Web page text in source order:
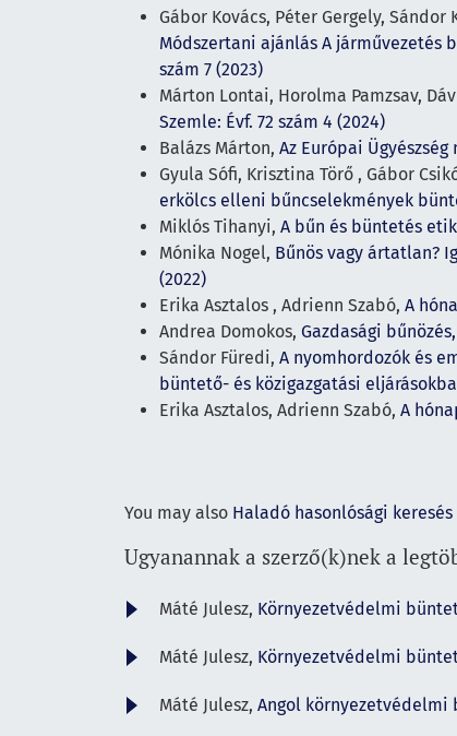
Gábor Kovács, Péter Gergely, Sándor
Módszertani ajánlás A járművezetés
szám 7 (2023)
Márton Lontai, Horolma Pamzsav,
Szemle: Évf. 72 szám 4 (2024)
Balázs Márton, Az Európai
Gyula Sófi, Krisztina Törő , Gábor
erkölcs elleni bűncselekmények
Miklós Tihanyi, A bűn és büntetés
Mónika Nogel, Bűnös vagy ártatlan?
(2022)
Erika Asztalos , Adrienn Szabó, A
Andrea Domokos, Gazdasági
Sándor Füredi, A nyomhordozók és
büntető- és közigazgatási
Erika Asztalos, Adrienn Szabó, A
You may also Haladó hasonlósági
Ugyanannak a szerző(k)nek a
Máté Julesz, Környezetvédelmi
Máté Julesz, Környezetvédelmi
Máté Julesz, Angol környezetvédelmi